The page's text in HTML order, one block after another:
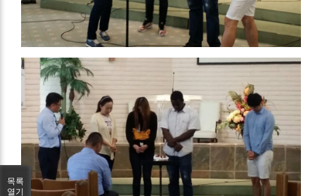
목록
열기